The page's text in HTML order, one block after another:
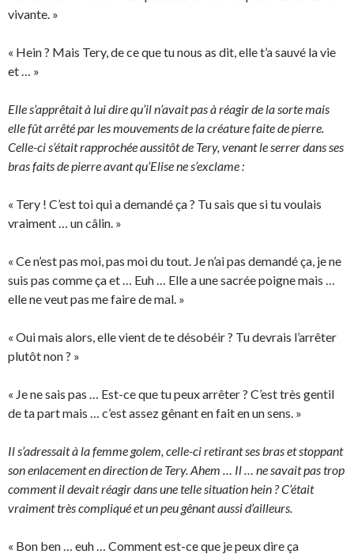
vivante. »
« Hein ? Mais Tery, de ce que tu nous as dit, elle t’a sauvé la vie
et … »
Elle s’apprêtait à lui dire qu’il n’avait pas à réagir de la sorte mais
elle fût arrêté par les mouvements de la créature faite de pierre.
Celle-ci s’était rapprochée aussitôt de Tery, venant le serrer dans ses
bras faits de pierre avant qu’Elise ne s’exclame :
« Tery ! C’est toi qui a demandé ça ? Tu sais que si tu voulais
vraiment … un câlin. »
« Ce n’est pas moi, pas moi du tout. Je n’ai pas demandé ça, je ne
suis pas comme ça et … Euh … Elle a une sacrée poigne mais …
elle ne veut pas me faire de mal. »
« Oui mais alors, elle vient de te désobéir ? Tu devrais l’arrêter
plutôt non ? »
« Je ne sais pas … Est-ce que tu peux arrêter ? C’est très gentil
de ta part mais … c’est assez gênant en fait en un sens. »
Il s’adressait à la femme golem, celle-ci retirant ses bras et stoppant
son enlacement en direction de Tery. Ahem … Il … ne savait pas trop
comment il devait réagir dans une telle situation hein ? C’était
vraiment très compliqué et un peu gênant aussi d’ailleurs.
« Bon ben … euh … Comment est-ce que je peux dire ça